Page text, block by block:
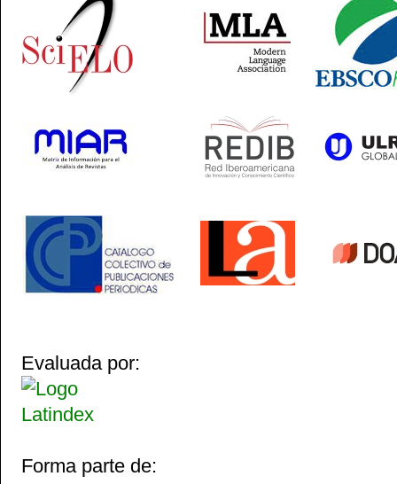
Evaluada por:
Forma parte de: